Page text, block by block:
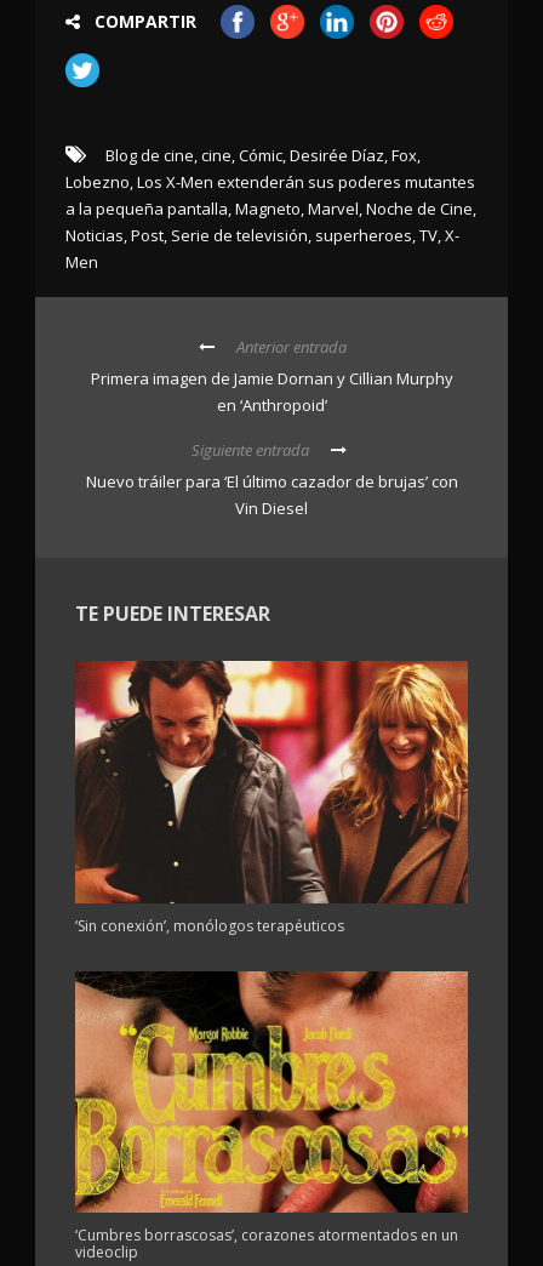
COMPARTIR
Blog de cine,cine,Cómic,Desirée Díaz,Fox,
Lobezno,Los X-Men extenderán sus poderes mutantes
a la pequeña pantalla,Magneto,Marvel,Noche de Cine,
Noticias,Post, Serie de televisión, superheroes,TV,X-
Men
Anterior entrada
Primera imagen de Jamie Dornan y Cillian Murphy
en ‘Anthropoid’
Siguiente entrada
Nuevo tráiler para ‘El último cazador de brujas’ con
Vin Diesel
TE PUEDE INTERESAR
‘Sin conexión’, monólogos terapéuticos
‘Cumbres borrascosas’, corazones atormentados en un
videoclip